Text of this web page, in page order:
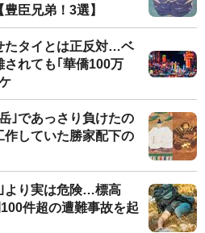
臣兄弟！3選】
たタイとは正反対…ベ
されても｢華僑100万
｣であっさり負けたの
していた勝家配下の
より実は危険…標高
件超の遭難事故を起